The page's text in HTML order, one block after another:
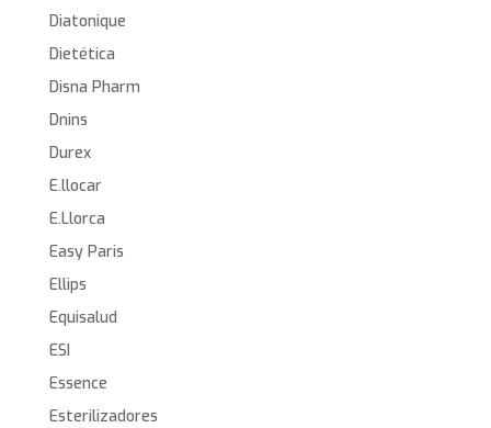
Diatonique
Dietética
Disna Pharm
Dnins
Durex
E.llocar
E.Llorca
Easy Paris
Ellips
Equisalud
ESI
Essence
Esterilizadores